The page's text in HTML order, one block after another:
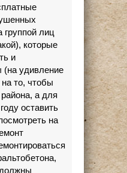
группой лиц
которые
и
(на удивление
то, чтобы
а для
оставить
на
должны